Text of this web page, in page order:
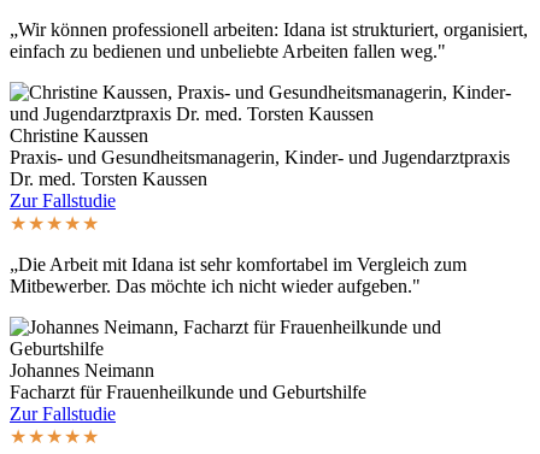
„Wir können professionell arbeiten: Idana ist strukturiert, organisiert,
einfach zu bedienen und unbeliebte Arbeiten fallen weg."
Christine Kaussen
Praxis- und Gesundheitsmanagerin, Kinder- und Jugendarztpraxis
Dr. med. Torsten Kaussen
Zur Fallstudie
★★★★★
„Die Arbeit mit Idana ist sehr komfortabel im Vergleich zum
Mitbewerber. Das möchte ich nicht wieder aufgeben."
Johannes Neimann
Facharzt für Frauenheilkunde und Geburtshilfe
Zur Fallstudie
★★★★★